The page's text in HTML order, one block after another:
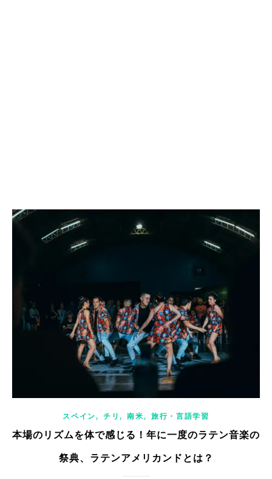
スペイン,チリ ,南米, 旅行・言語学習
本場のリズムを体で感じる！年に一度のラテン音楽の
祭典、ラテンアメリカンドとは？